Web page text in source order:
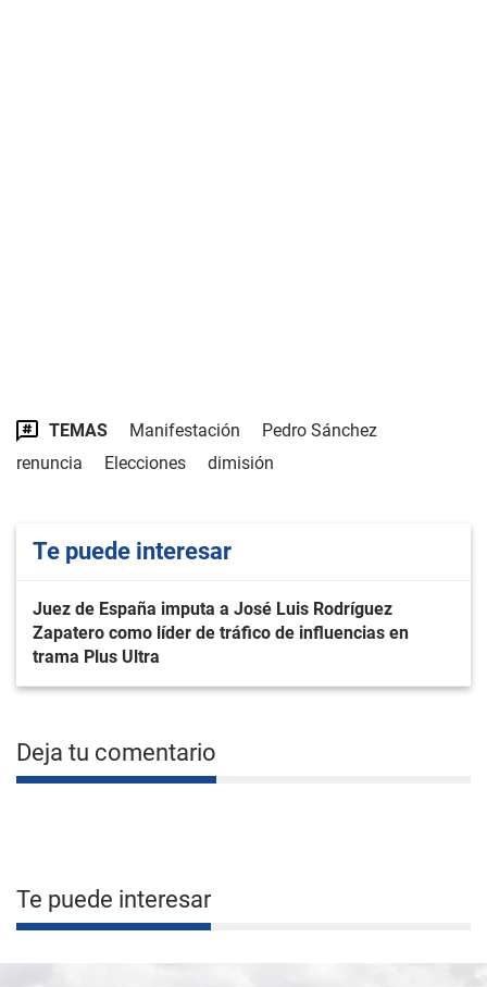
TEMAS Manifestación
Pedro Sánchez
renuncia
Elecciones dimisión
Te puede interesar
Juez de España imputa a José Luis Rodríguez
Zapatero como líder de tráfico de influencias en
trama Plus Ultra
Deja tu comentario
Te puede interesar